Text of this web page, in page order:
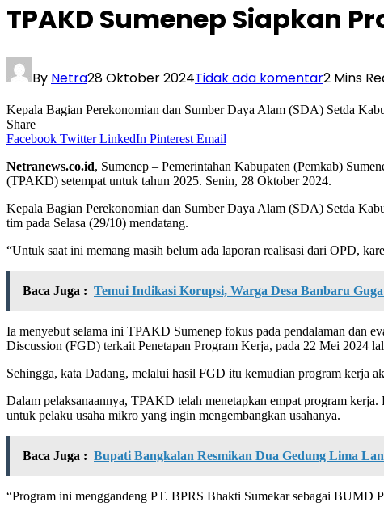
TPAKD Sumenep Siapkan
By Netra28 Oktober 2024Tidak ada komentar2 Mins
Kepala Bagian Perekonomian dan Sumber Daya Alam (SDA) Setda
Share
Facebook Twitter LinkedIn Pinterest Email
Netranews.co.id, Sumenep – Pemerintahan Kabupaten (Pemkab)
(TPAKD) setempat untuk tahun 2025. Senin, 28 Oktober 2024.
Kepala Bagian Perekonomian dan Sumber Daya Alam (SDA) Setda
tim pada Selasa (29/10) mendatang.
“Untuk saat ini memang masih belum ada laporan realisasi dari OPD,
Baca Juga : Temui Indikasi Korupsi, Warga Desa Banbaru
Ia menyebut selama ini TPAKD Sumenep fokus pada pendalaman dan
Discussion (FGD) terkait Penetapan Program Kerja, pada 22 Mei 2024
Sehingga, kata Dadang, melalui hasil FGD itu kemudian program kerja
Dalam pelaksanaannya, TPAKD telah menetapkan empat program
untuk pelaku usaha mikro yang ingin mengembangkan usahanya.
Baca Juga : Bupati Bangkalan Resmikan Dua Gedung Lima
“Program ini menggandeng PT. BPRS Bhakti Sumekar sebagai BUMD